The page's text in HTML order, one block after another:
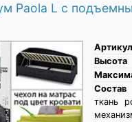
Paola L с
Артикул
Высота
Состав
ткань